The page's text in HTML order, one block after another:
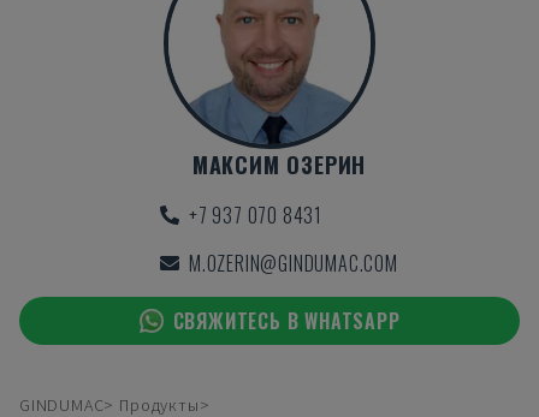
МАКСИМ ОЗЕРИН
+7 937 070 8431
M.OZERIN@GINDUMAC.COM
СВЯЖИТЕСЬ В WHATSAPP
GINDUMAC
Продукты